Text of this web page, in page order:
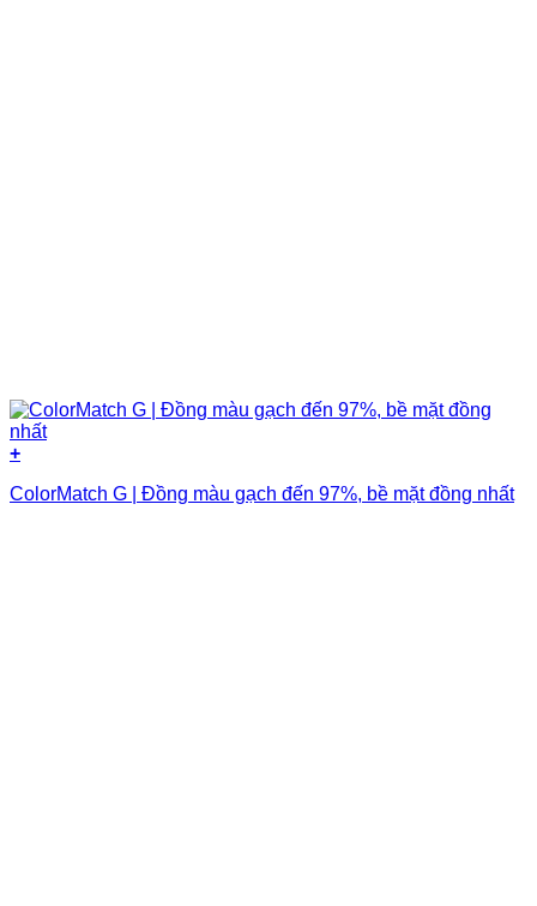
+
ColorMatch G | Đồng màu gạch đến 97%, bề mặt đồng nhất